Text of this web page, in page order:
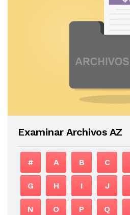
Examinar Archivos AZ
# A B C
G H I J
N O P Q